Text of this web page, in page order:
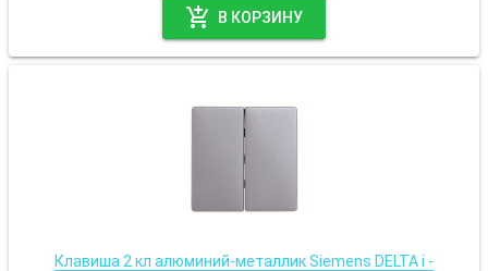
add_shopping_cart В КОРЗИНУ
Клавиша 2 кл алюминий-металлик Siemens DELTA i -